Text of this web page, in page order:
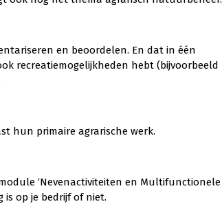
en beoordelen. En dat in één
recreatiemogelijkheden hebt (bijvoorbeeld
hun primaire agrarische werk.
‘Nevenactiviteiten en Multifunctionele
is op je bedrijf of niet.